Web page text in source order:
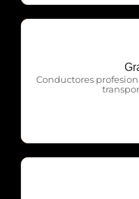
Conductores